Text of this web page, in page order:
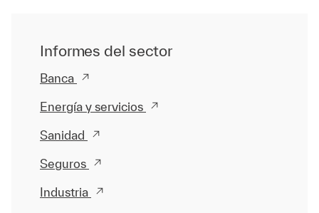
Informes del sector
Banca
Energía y servicios
Sanidad
Seguros
Industria